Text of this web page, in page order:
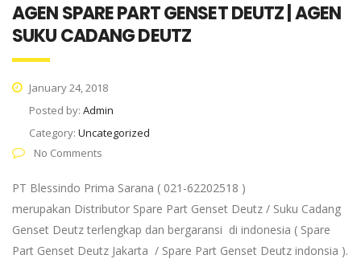
AGEN SPARE PART GENSET DEUTZ | AGEN
SUKU CADANG DEUTZ
January 24, 2018
Posted by: Admin
Category: Uncategorized
No Comments
PT Blessindo Prima Sarana ( 021-62202518 )
merupakan Distributor Spare Part Genset Deutz / Suku Cadang
Genset Deutz terlengkap dan bergaransi di indonesia ( Spare
Part Genset Deutz Jakarta / Spare Part Genset Deutz indonsia ).